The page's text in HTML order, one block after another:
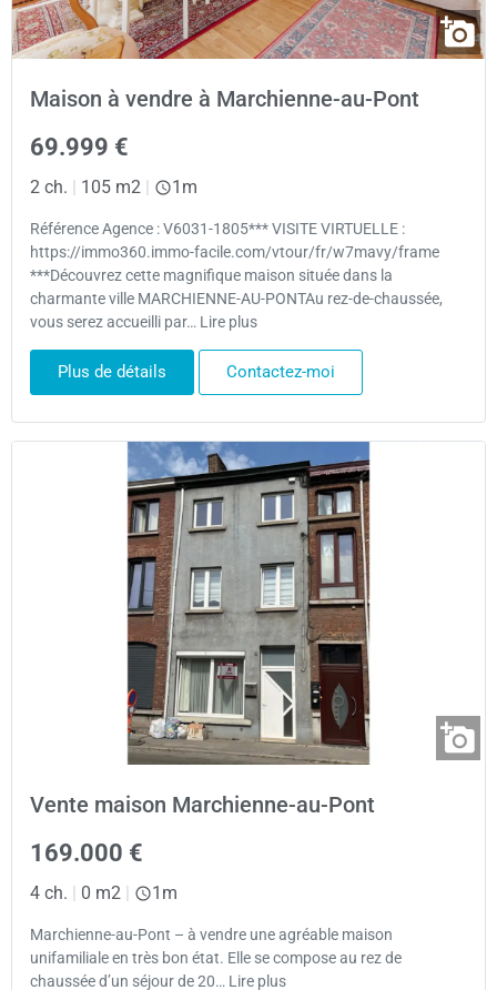
Maison à vendre à Marchienne-au-Pont
69.999 €
2 ch. 105 m2 1m
Référence Agence : V6031-1805*** VISITE VIRTUELLE :
https://immo360.immo-facile.com/vtour/fr/w7mavy/frame
***Découvrez cette magnifique maison située dans la
charmante ville MARCHIENNE-AU-PONTAu rez-de-chaussée,
vous serez accueilli par… Lire plus
Plus de détails Contactez-moi
Vente maison Marchienne-au-Pont
169.000 €
4 ch. 0 m2 1m
Marchienne-au-Pont – à vendre une agréable maison
unifamiliale en très bon état. Elle se compose au rez de
chaussée d’un séjour de 20… Lire plus